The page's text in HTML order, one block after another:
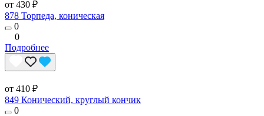
от 430 ₽
878 Торпеда, коническая
0
0
Подробнее
от 410 ₽
849 Конический, круглый кончик
0